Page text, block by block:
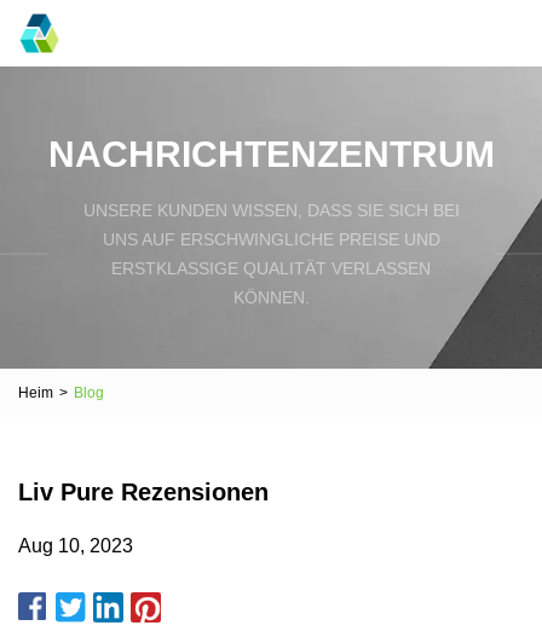
NACHRICHTENZENTRUM
UNSERE KUNDEN WISSEN, DASS SIE SICH BEI
UNS AUF ERSCHWINGLICHE PREISE UND
ERSTKLASSIGE QUALITÄT VERLASSEN
KÖNNEN.
Heim > Blog
Liv Pure Rezensionen
Aug 10, 2023